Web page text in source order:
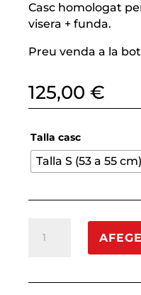
Casc homologat
visera + funda.
Preu venda a la
125,00€
Talla casc
Talla S (53 a 55 cm)